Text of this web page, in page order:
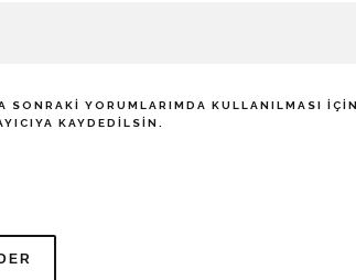
SONRAKI YORUMLARIMDA KULLANILMASI
KAYDEDILSIN.